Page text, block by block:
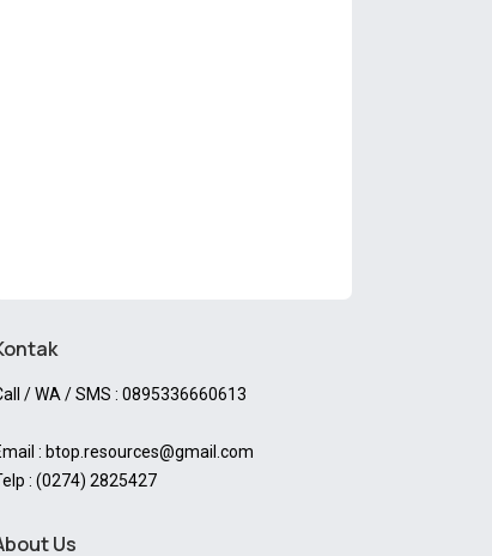
/ WA / SMS : 0895336660613
: btop.resources@gmail.com
: (0274) 2825427
Us